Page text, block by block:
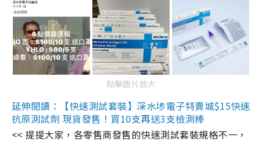
點擊圖片放大
延伸閱讀：【快速測試套裝】深水埗電子特賣城$15快速
抗原測試劑 現貨發售！買10支再送3支檢測棒
<< 提提大家，各零售商發售的快速測試套裝規格不一，